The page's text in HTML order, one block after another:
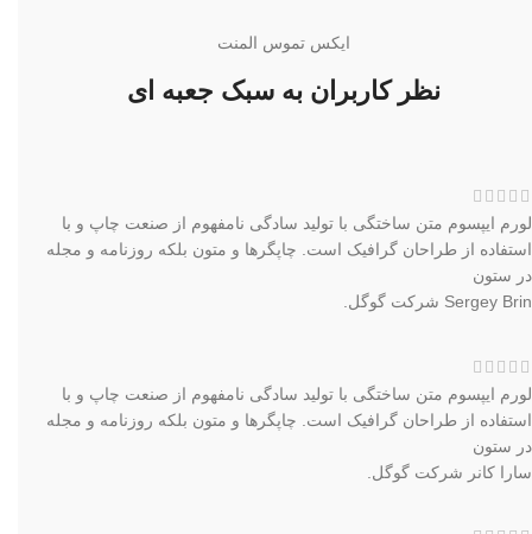
ایکس تموس المنت
نظر کاربران به سبک جعبه ای
لورم ایپسوم متن ساختگی با تولید سادگی نامفهوم از صنعت چاپ و با
استفاده از طراحان گرافیک است. چاپگرها و متون بلکه روزنامه و مجله
در ستون
Sergey Brin شرکت گوگل.
لورم ایپسوم متن ساختگی با تولید سادگی نامفهوم از صنعت چاپ و با
استفاده از طراحان گرافیک است. چاپگرها و متون بلکه روزنامه و مجله
در ستون
سارا کانر شرکت گوگل.